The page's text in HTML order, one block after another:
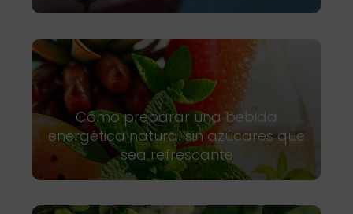
Cómo preparar una bebida
energética natural sin azúcares que
sea refrescante